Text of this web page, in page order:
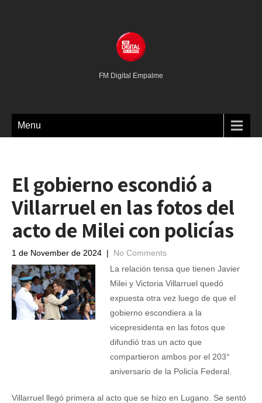
FM Digital Empalme
Menu
El gobierno escondió a
Villarruel en las fotos del
acto de Milei con policías
1 de November de 2024 | No Comments
La relación tensa que tienen Javier
Milei y Victoria Villarruel quedó
expuesta otra vez luego de que el
gobierno escondiera a la
vicepresidenta en las fotos que
difundió tras un acto que
compartieron ambos por el 203°
aniversario de la Policía Federal.
Villarruel llegó primera al acto que se hizo en Lugano. Se sentó